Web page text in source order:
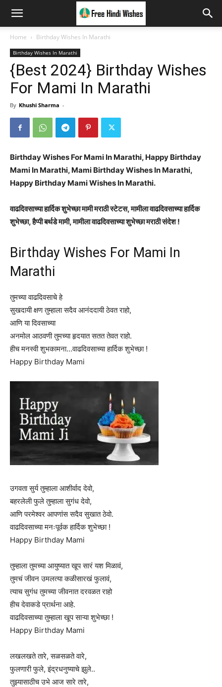
Home Birthday Wishes In Marathi
Birthday Wishes In Marathi
{Best 2024} Birthday Wishes
For Mami In Marathi
By Khushi Sharma -
Birthday Wishes For Mami In Marathi, Happy Birthday
Mami In Marathi, Mami Birthday Wishes In Marathi,
Happy Birthday Mami Wishes In Marathi.
वाढदिवसाच्या हार्दिक शुभेच्छा मामी मराठी स्टेटस, मामीला वाढदिवसाच्या हार्दिक
शुभेच्छा, हैप्पी बर्थडे मामी, मामीला वाढदिवसाच्या शुभेच्छा मराठी संदेश !
Birthday Wishes For Mami In
Marathi
तुमच्या वाढदिवसाचे हे
सुखदायी क्षण तुम्हाला सदैव आनंददायी ठेवत राहो,
आणि या दिवसाच्या
अनमोल आठवणी तुमच्या हृदयात सतत तेवत राहो.
हीच मनस्वी शुभकामना…वाढदिवसाच्या हार्दिक शुभेच्छा !
Happy Birthday Mami
उगवता सुर्य तुम्हाला आशीर्वाद देवो,
बहरलेली फुले तुम्हाला सुगंध देवो,
आणि परमेश्वर आपणांस सदैव सुखात ठेवो.
वाढदिवसाच्या मनःपूर्वक हार्दिक शुभेच्छा !
Happy Birthday Mami
तुम्हाला तुमच्या आयुष्यात खूप सारं यश मिळावं,
तुमचं जीवन उमलत्या कळीसारखं फुलावं,
त्याच सुगंध तुमच्या जीवनात दरवळत राहो
हीच देवाकडे प्रार्थना आहे.
वाढदिवसाच्या तुम्हाला खूप साऱ्या शुभेच्छा !
Happy Birthday Mami
लखलखते तारे, सळसळते वारे,
फुलणारी फुले, इंद्रधनुष्याचे झुले..
तुझ्यासाठीच उभे आज सारे तारे,